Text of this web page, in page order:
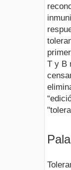
T y B